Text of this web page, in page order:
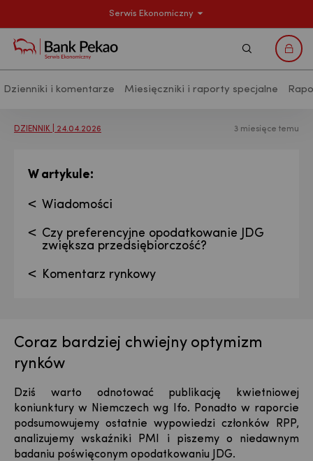
Serwis Ekonomiczny
Dzienniki i komentarze Miesięczniki i raporty specjalne
Szukaj
Analizy makroekonomiczne -
DZIENNIK | 24.04.2026 3 miesięce temu
Coraz bardziej chwiejny optymizm
rynków
Dziś warto odnotować publikację kwietniowej
koniunktury w Niemczech wg Ifo. Ponadto w raporcie
podsumowujemy ostatnie wypowiedzi członków RPP,
analizujemy wskaźniki PMI i piszemy o niedawnym
badaniu poświęconym opodatkowaniu JDG.
W artykule:
Wiadomości
Czy preferencyjne opodatkowanie JDG
zwiększa przedsiębiorczość?
Komentarz rynkowy